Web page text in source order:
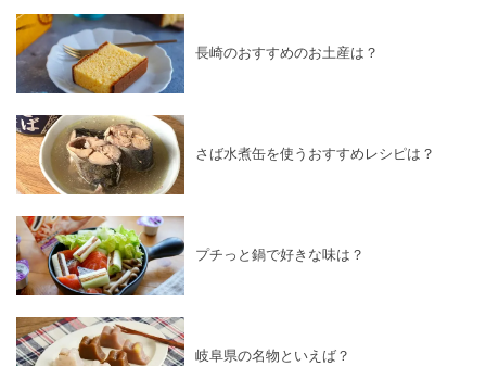
長崎のおすすめのお土産は？
さば水煮缶を使うおすすめレシピは？
プチっと鍋で好きな味は？
岐阜県の名物といえば？